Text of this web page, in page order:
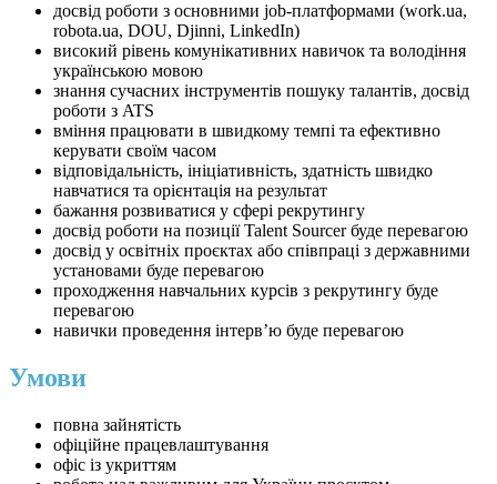
досвід роботи з основними job-платформами (work.ua,
robota.ua, DOU, Djinni, LinkedIn)
високий рівень комунікативних навичок та володіння
українською мовою
знання сучасних інструментів пошуку талантів, досвід
роботи з ATS
вміння працювати в швидкому темпі та ефективно
керувати своїм часом
відповідальність, ініціативність, здатність швидко
навчатися та орієнтація на результат
бажання розвиватися у сфері рекрутингу
досвід роботи на позиції Talent Sourcer буде перевагою
досвід у освітніх проєктах або співпраці з державними
установами буде перевагою
проходження навчальних курсів з рекрутингу буде
перевагою
навички проведення інтерв’ю буде перевагою
Умови
повна зайнятість
офіційне працевлаштування
офіс із укриттям